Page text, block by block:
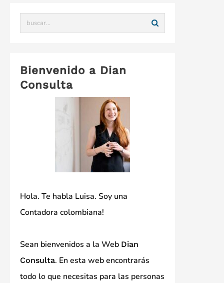
Bienvenido a Dian
Consulta
Hola. Te habla Luisa. Soy una
Contadora colombiana!
Sean bienvenidos a la Web Dian
Consulta. En esta web encontrarás
todo lo que necesitas para las personas